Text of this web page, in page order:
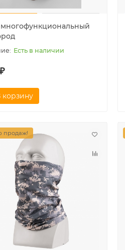
Есть в наличии
корзину
продаж!